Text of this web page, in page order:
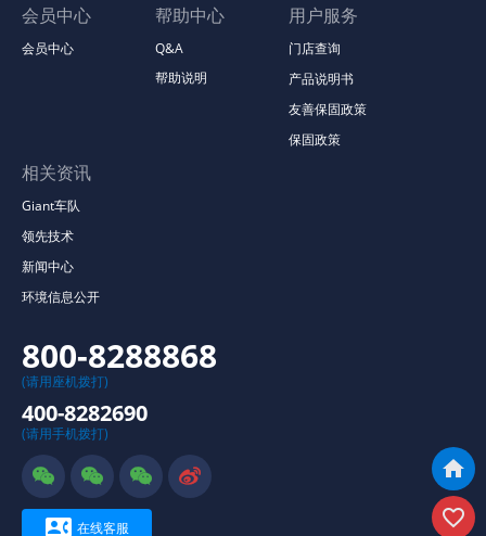


会员中心
会员中心
帮助中心
Q&A
帮助说明
用户服务
门店查询
产品说明书
友善保固政策
保固政策
相关资讯
Giant车队
领先技术
新闻中心
环境信息公开
800-8288868
(请用座机拨打)
400-8282690
(请用手机拨打)
   
 在线客服